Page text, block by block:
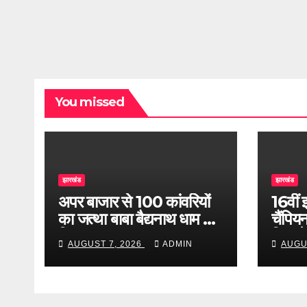
You missed
झारखंड
अपर बाजार से 100 कांवरियों
का जत्था बाबा बैद्यनाथ धाम के
लिए रवाना
AUGUST 7, 2026 ADMIN
झारखंड
16वीं